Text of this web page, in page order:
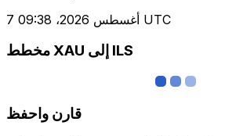
7 أغسطس 2026، 09:38 UTC
مخطط XAU إلى ILS
قارن واحفظ